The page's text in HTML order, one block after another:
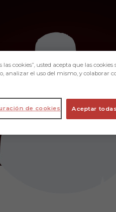
cookies”, usted acepta que las
analizar el uso del mismo, y colaborar
Aceptar
de cookies